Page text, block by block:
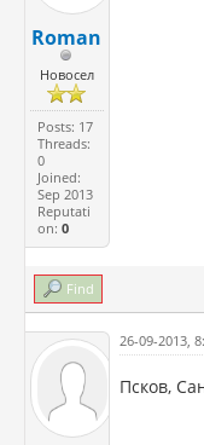
Roman
Новосел
Posts: 17
Threads:
0
Joined:
Sep 2013
Reputati
on:0
Find
26-09-2013,
Псков,